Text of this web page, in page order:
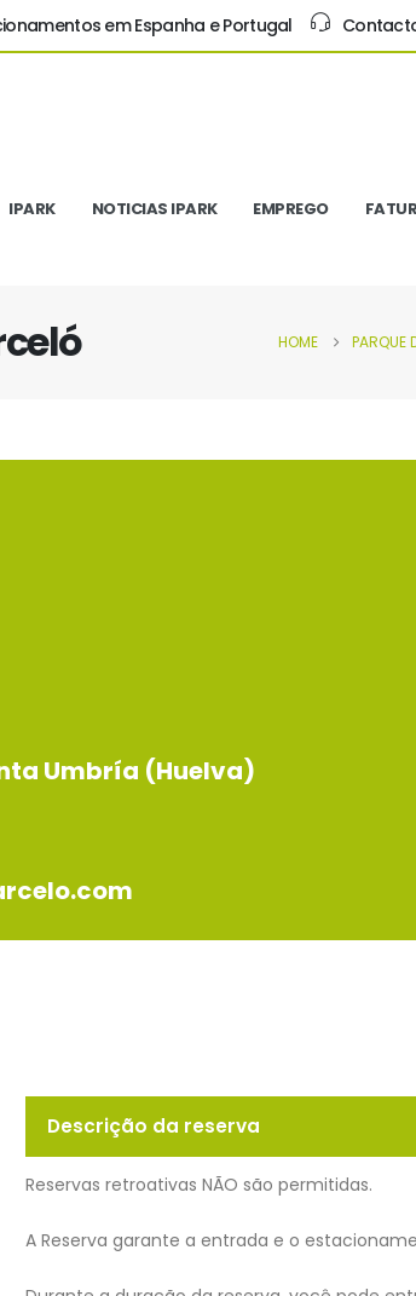
em Espanha e Portugal
IPARK NOTICIAS IPARK EMPREGO
HOME PARQUE
Umbría (Huelva)
Descrição da reserva
Reservas retroativas NÃO são permitidas.
A Reserva garante a entrada e o